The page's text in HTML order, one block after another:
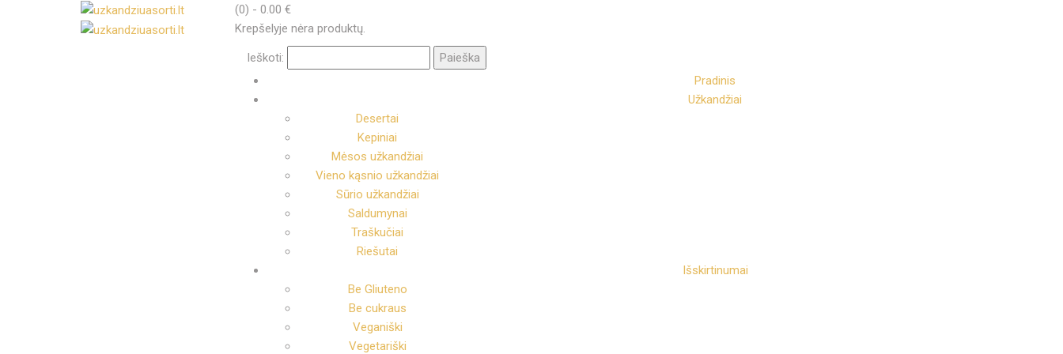
(0) - 0.00 €
Krepšelyje nėra produktų.
Ieškoti:
Pradinis
Užkandžiai
Desertai
Kepiniai
Mėsos užkandžiai
Vieno kąsnio užkandžiai
Sūrio užkandžiai
Saldumynai
Traškučiai
Riešutai
Išskirtinumai
Be Gliuteno
Be cukraus
Veganiški
Vegetariški